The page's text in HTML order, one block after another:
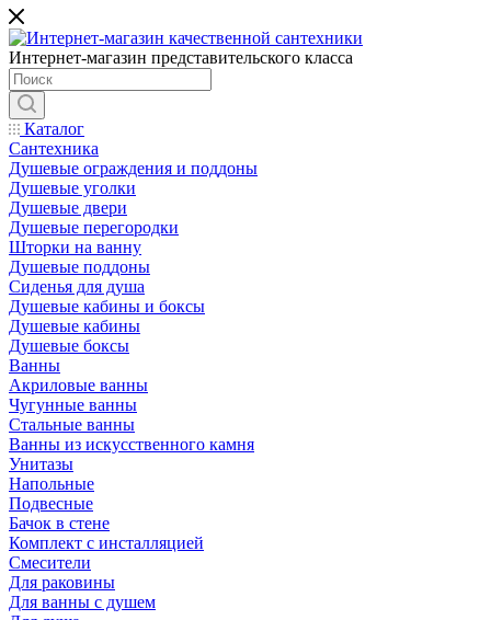
Интернет-магазин представительского класса
Каталог
Сантехника
Душевые ограждения и поддоны
Душевые уголки
Душевые двери
Душевые перегородки
Шторки на ванну
Душевые поддоны
Сиденья для душа
Душевые кабины и боксы
Душевые кабины
Душевые боксы
Ванны
Акриловые ванны
Чугунные ванны
Стальные ванны
Ванны из искусственного камня
Унитазы
Напольные
Подвесные
Бачок в стене
Комплект с инсталляцией
Смесители
Для раковины
Для ванны с душем